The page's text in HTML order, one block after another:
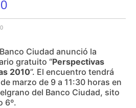
Ciudad anunció la
gratuito “Perspectivas
2010”. El encuentro tendrá
marzo de 9 a 11:30 horas en
del Banco Ciudad, sito
6º.